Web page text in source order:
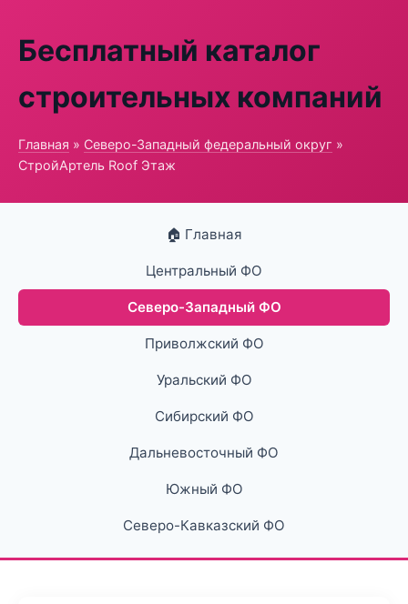
Бесплатный каталог
строительных компаний
Главная » Северо-Западный федеральный округ »
СтройАртель Roof Этаж
🏠 Главная
Центральный ФО
Северо-Западный ФО
Приволжский ФО
Уральский ФО
Сибирский ФО
Дальневосточный ФО
Южный ФО
Северо-Кавказский ФО